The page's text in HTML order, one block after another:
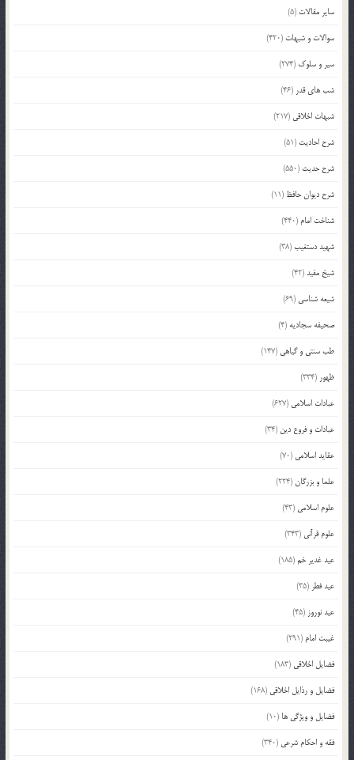
سایر مقالات (5)
سوالات و شبهات (420)
سیر و سلوک (274)
شب های قدر (46)
شبهات اخلاقی (217)
شرح احادیث (51)
شرح حدیث (550)
شرح دیوان حافظ (11)
شناخت امام (440)
شهید دستغیب(38)
شیخ مفید(42)
شیعه شناسی (69)
صحیفه سجادیه (4)
طب سنتی و گیاهی (147)
ظهور (334)
عبادات اسلامی (627)
عبادات و فروع دین (34)
عقاید اسلامی (70)
علما و بزرگان(224)
علوم اسلامی (43)
علوم قرآنی (343)
عید غدیر خم(185)
عید فطر (35)
عید نوروز (45)
غیبت امام (291)
فضایل اخلاقی (183)
فضایل و رذایل اخلاقی (168)
فضایل و ویژگی ها (10)
فقه و احکام شرعی (340)